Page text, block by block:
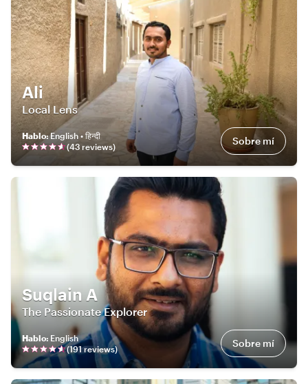
Ali
Local Lens
Hablo:English • हिन्दी
(43 reviews) Sobre mí
Suqlain A
The Passionate Explorer
Hablo: English
(191reviews) Sobre mí